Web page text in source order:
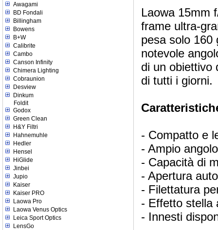
Awagami
BD Fondali
Billingham
Bowens
B+W
Calibrite
Cambo
Canson Infinity
Chimera Lighting
Cobraunion
Desview
Dinkum
Foldit
Godox
Green Clean
H&Y Filtri
Hahnemuhle
Hedler
Hensel
HiGlide
Jinbei
Jupio
Kaiser
Kaiser PRO
Laowa Pro
Laowa Venus Optics
Leica Sport Optics
LensGo
Laowa 15mm
frame ultra-
pesa solo 160
notevole
di un obiettivo
di tutti i giorni.
- Compatto e
- Ampio
- Capacità di
- Apertura
- Filettatura
- Effetto stella
- Innesti